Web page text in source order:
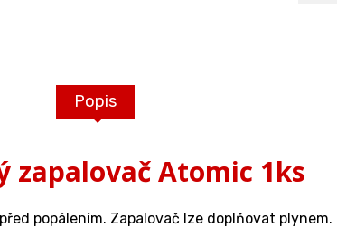
Popis
zapalovač Atomic 1ks
popálením. Zapalovač lze doplňovat plynem.